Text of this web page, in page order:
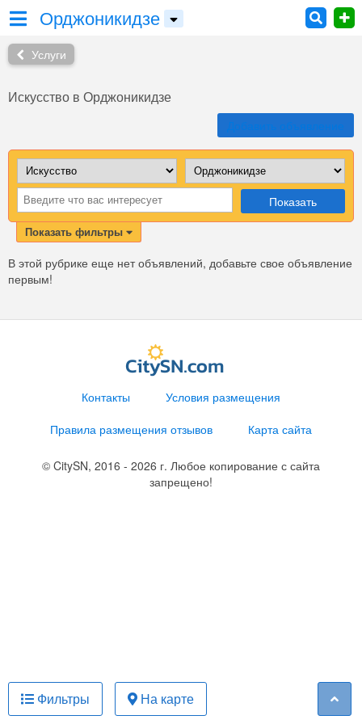
Орджоникидзе
Услуги
Искусство в Орджоникидзе
Добавить объявление
Показать
Показать фильтры
В этой рубрике еще нет объявлений, добавьте свое объявление
первым!
Фильтры На карте
Контакты
Условия размещения
Правила размещения отзывов
Карта сайта
© CitySN, 2016 - 2026 г. Любое копирование с сайта
запрещено!